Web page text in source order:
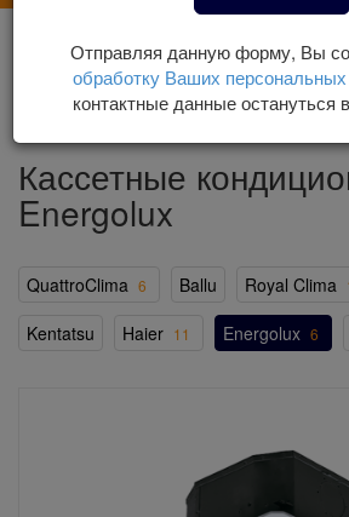
Главная Каталог
Кондиционеры
Кассетные кондиционеры
Кассетные кондиционеры Energolux
Кассетные
Energolux
QuattroClima 6 Ballu Royal Clima
Kentatsu
Haier 11 Energolux 6
Отправляя данную форму, Вы
обработку Ваших
контактные данные остануться